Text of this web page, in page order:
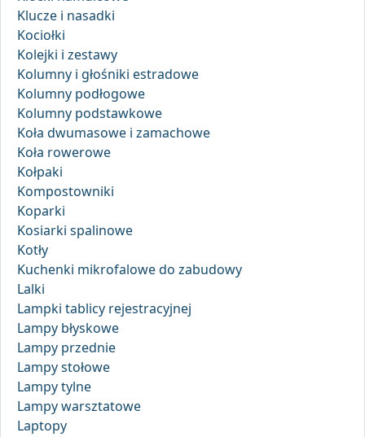
Klucze i nasadki
Kociołki
Kolejki i zestawy
Kolumny i głośniki estradowe
Kolumny podłogowe
Kolumny podstawkowe
Koła dwumasowe i zamachowe
Koła rowerowe
Kołpaki
Kompostowniki
Koparki
Kosiarki spalinowe
Kotły
Kuchenki mikrofalowe do zabudowy
Lalki
Lampki tablicy rejestracyjnej
Lampy błyskowe
Lampy przednie
Lampy stołowe
Lampy tylne
Lampy warsztatowe
Laptopy